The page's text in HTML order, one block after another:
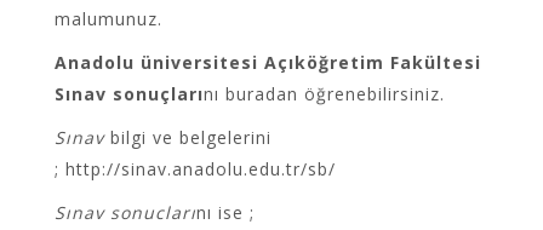
malumunuz.
Anadolu üniversitesi Açıköğretim Fakültesi
Sınav sonuçlarını buradan öğrenebilirsiniz.
Sınavbilgi ve belgelerini
; http://sinav.anadolu.edu.tr/sb/
Sınav sonuclarını ise ;